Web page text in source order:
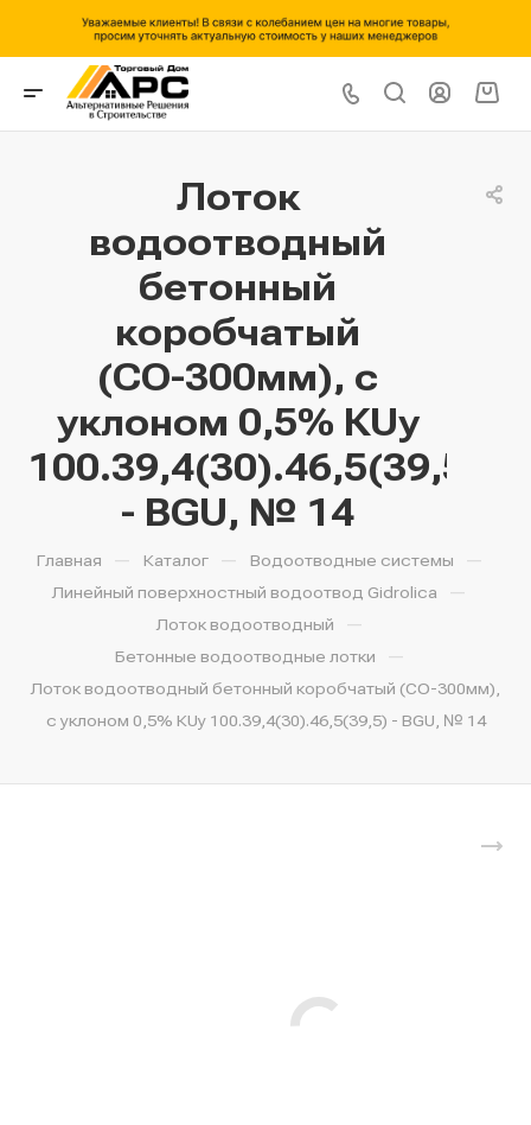
Лоток
водоотводный
бетонный
коробчатый
(СО-300мм), с
уклоном 0,5% КUу
100.39,4(30).46,5(39,5)
- BGU, № 14
Главная — Каталог — Водоотводные системы —
Линейный поверхностный водоотвод Gidrolica —
Лоток водоотводный —
Бетонные водоотводные лотки —
Лоток водоотводный бетонный коробчатый (СО-300мм),
с уклоном 0,5% КUу 100.39,4(30).46,5(39,5) - BGU, № 14